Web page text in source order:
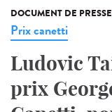
DOCUMENT DE PRESSE
Prix canetti
Ludovic
prix